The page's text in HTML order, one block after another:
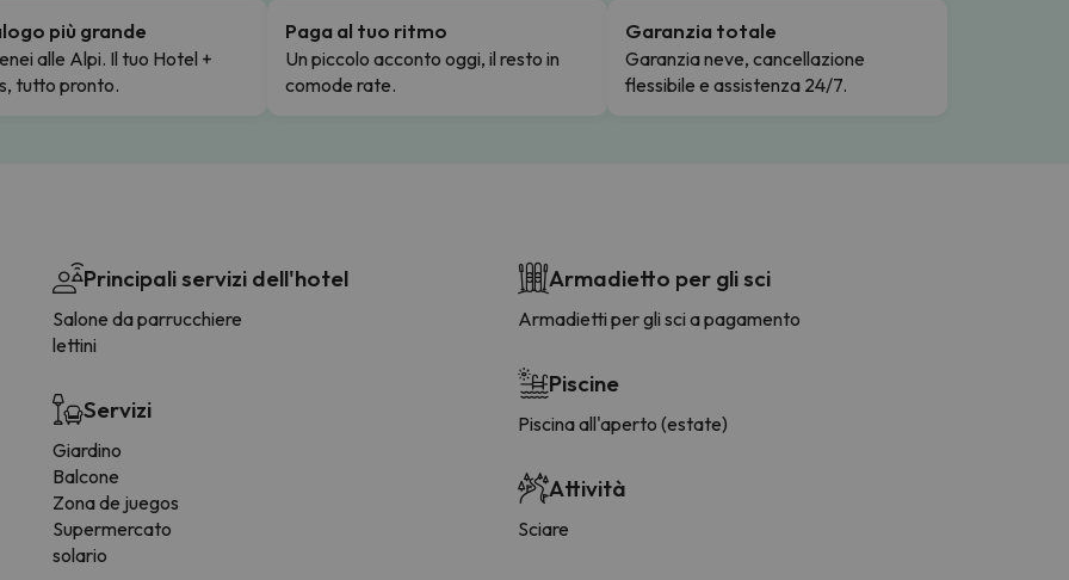
più grande
alle Alpi. Il tuo Hotel +
tutto pronto.
Paga al tuo ritmo
Un piccolo acconto oggi, il resto in
comode rate.
Garanzia totale
Garanzia neve, cancellazione
flessibile e assistenza 24/7.
Principali servizi dell'hotel
Salone da parrucchiere
lettini
Servizi
Giardino
Balcone
Zona de juegos
Supermercato
solario
Armadietto per gli sci
Armadietti per gli sci a pagamento
Piscine
Piscina all'aperto (estate)
Attività
Sciare